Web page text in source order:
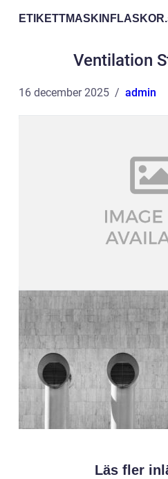
ETIKETTMASKINFLASKOR.
Ventilation
16 december 2025 admin
Läs fler